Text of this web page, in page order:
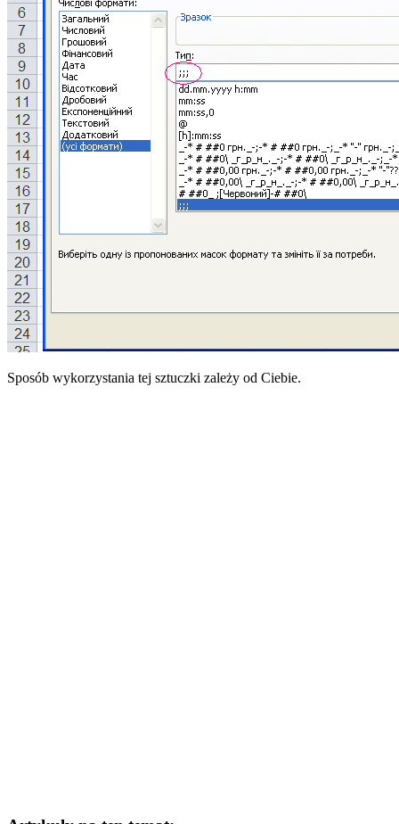
Sposób wykorzystania tej sztuczki zależy od Ciebie.